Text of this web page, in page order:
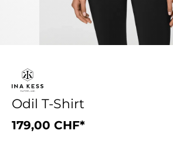
Odil T-Shirt
179,00 CHF*